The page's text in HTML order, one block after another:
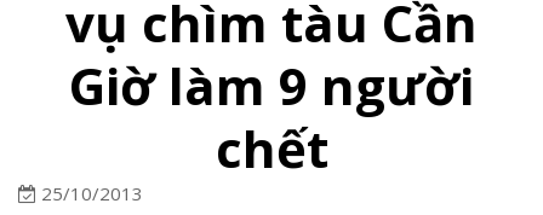
vụ chìm tàu Cần
Giờ làm 9 người
chết
25/10/2013